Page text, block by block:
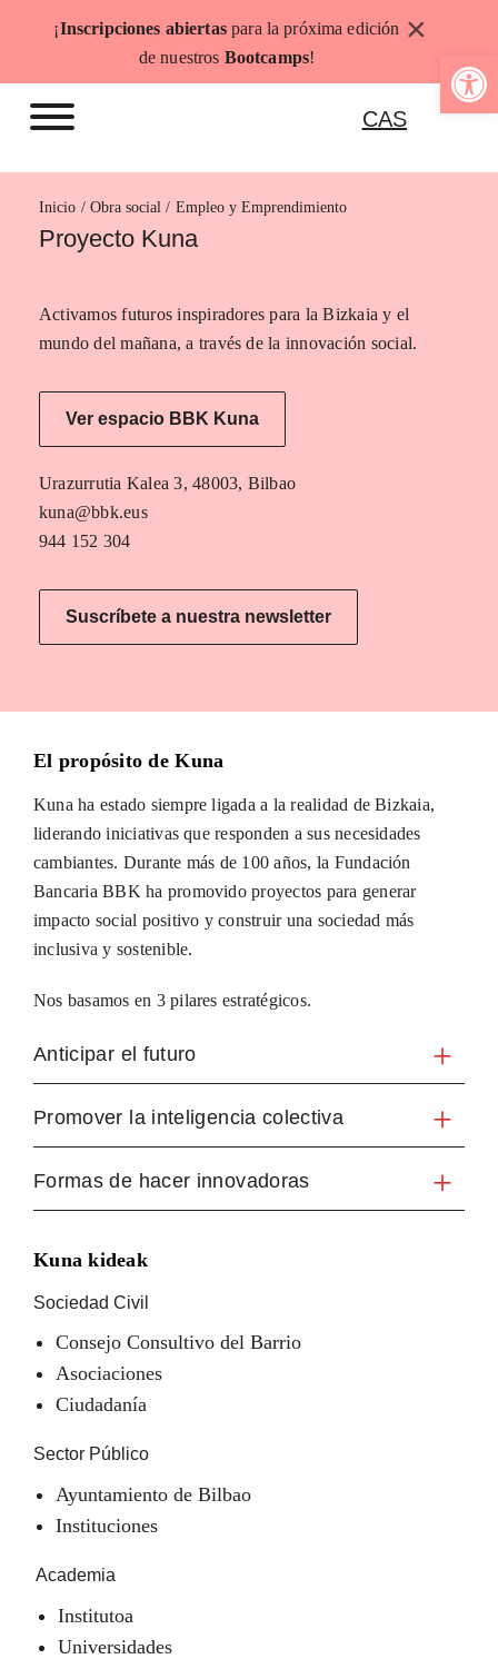
Abrir
¡Inscripciones abiertaspara la próxima edición
de nuestros Bootcamps!
×
CAS
Inicio Empleo y Emprendimiento
Proyecto Kuna
Activamos futuros inspiradores para la Bizkaia y el
mundo del mañana, a través de la innovación social.
Ver espacio BBK Kuna
Urazurrutia Kalea 3, 48003, Bilbao
kuna@bbk.eus
944 152 304
Suscríbete a nuestra newsletter
El propósito de Kuna
Kuna ha estado siempre ligada a la realidad de Bizkaia,
liderando iniciativas que responden a sus necesidades
cambiantes. Durante más de 100 años, la Fundación
Bancaria BBK ha promovido proyectos para generar
impacto social positivo y construir una sociedad más
inclusiva y sostenible.
Nos basamos en 3 pilares estratégicos.
Anticipar el futuro
Promover la inteligencia colectiva
Formas de hacer innovadoras
Kuna kideak
Sociedad Civil
Consejo Consultivo del Barrio
Asociaciones
Ciudadanía
Sector Público
Ayuntamiento de Bilbao
Instituciones
Academia
Institutoa
Universidades